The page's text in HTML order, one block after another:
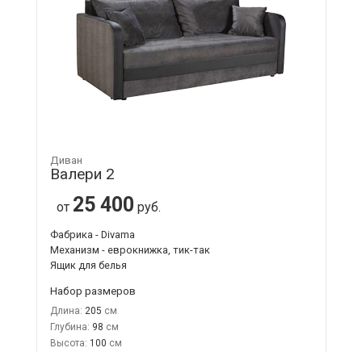
Диван
Валери 2
от 25 400 руб.
Фабрика - Divama
Механизм - еврокнижка, тик-так
Ящик для белья
Набор размеров
Длина: 205
Глубина: 98
Высота: 100